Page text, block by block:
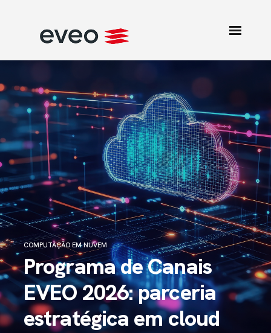
COMPUTAÇÃO EM NUVEM
Programa de Canais
EVEO 2026: parceria
estratégica em cloud